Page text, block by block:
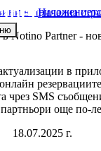
Начална
в
в Notino Partner -
в
чрез SMS
още по-
18.07.2025 г.